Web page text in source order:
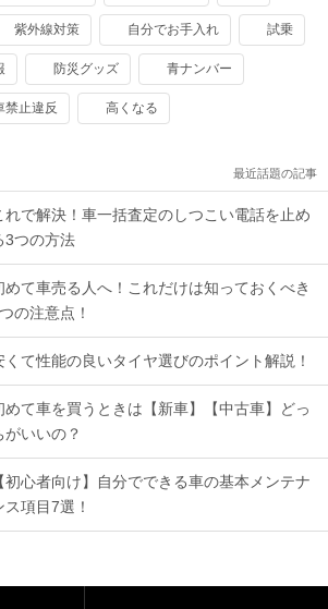
紫外線対策 自分でお手入れ 試乗
防災グッズ 青ナンバー
禁止違反 高くなる
最近話題の記事
れで解決！車一括査定のしつこい電話を止め
3つの方法
めて車売る人へ！これだけは知っておくべき
の注意点！
くて性能の良いタイヤ選びのポイント解説！
めて車を買うときは【新車】【中古車】どっ
がいいの？
【初心者向け】自分でできる車の基本メンテナ
ス項目7選！